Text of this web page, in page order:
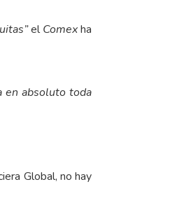
elComexha
en absoluto toda
Global, no hay